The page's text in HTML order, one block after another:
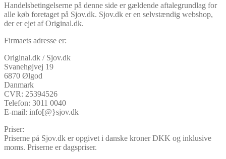
Handelsbetingelserne på denne side er gældende aftalegrundlag for
alle køb foretaget på Sjov.dk. Sjov.dk er en selvstændig webshop,
der er ejet af Original.dk.
Firmaets adresse er:
Original.dk / Sjov.dk
Svanehøjvej 19
6870 Ølgod
Danmark
CVR: 25394526
Telefon: 3011 0040
E-mail: info[@}sjov.dk
Priser:
Priserne på Sjov.dk er opgivet i danske kroner DKK og inklusive
moms. Priserne er dagspriser.